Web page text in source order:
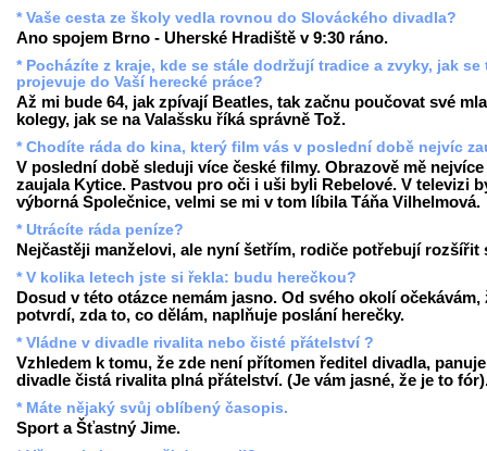
* Vaše cesta ze školy vedla rovnou do Slováckého divadla?
Ano spojem Brno - Uherské Hradiště v 9:30 ráno.
* Pocházíte z kraje, kde se stále dodržují tradice a zvyky, jak se
projevuje do Vaší herecké práce?
Až mi bude 64, jak zpívají Beatles, tak začnu poučovat své
kolegy, jak se na Valašsku říká správně Tož.
* Chodíte ráda do kina, který film vás v poslední době nejvíc
V poslední době sleduji více české filmy. Obrazově mě nejvíce
zaujala Kytice. Pastvou pro oči i uši byli Rebelové. V televizi
výborná Společnice, velmi se mi v tom líbila Táňa Vilhelmová.
* Utrácíte ráda peníze?
Nejčastěji manželovi, ale nyní šetřím, rodiče potřebují rozšířit
* V kolika letech jste si řekla: budu herečkou?
Dosud v této otázce nemám jasno. Od svého okolí očekávám,
potvrdí, zda to, co dělám, naplňuje poslání herečky.
* Vládne v divadle rivalita nebo čisté přátelství ?
Vzhledem k tomu, že zde není přítomen ředitel divadla,
divadle čistá rivalita plná přátelství. (Je vám jasné, že je to
* Máte nějaký svůj oblíbený časopis.
Sport a Šťastný Jime.